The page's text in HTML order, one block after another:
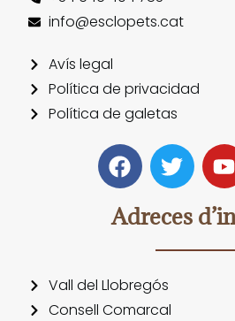
info@esclopets.cat
Avís legal
Política de privacidad
Política de galetas
Adreces
Vall del Llobregós
Consell Comarcal